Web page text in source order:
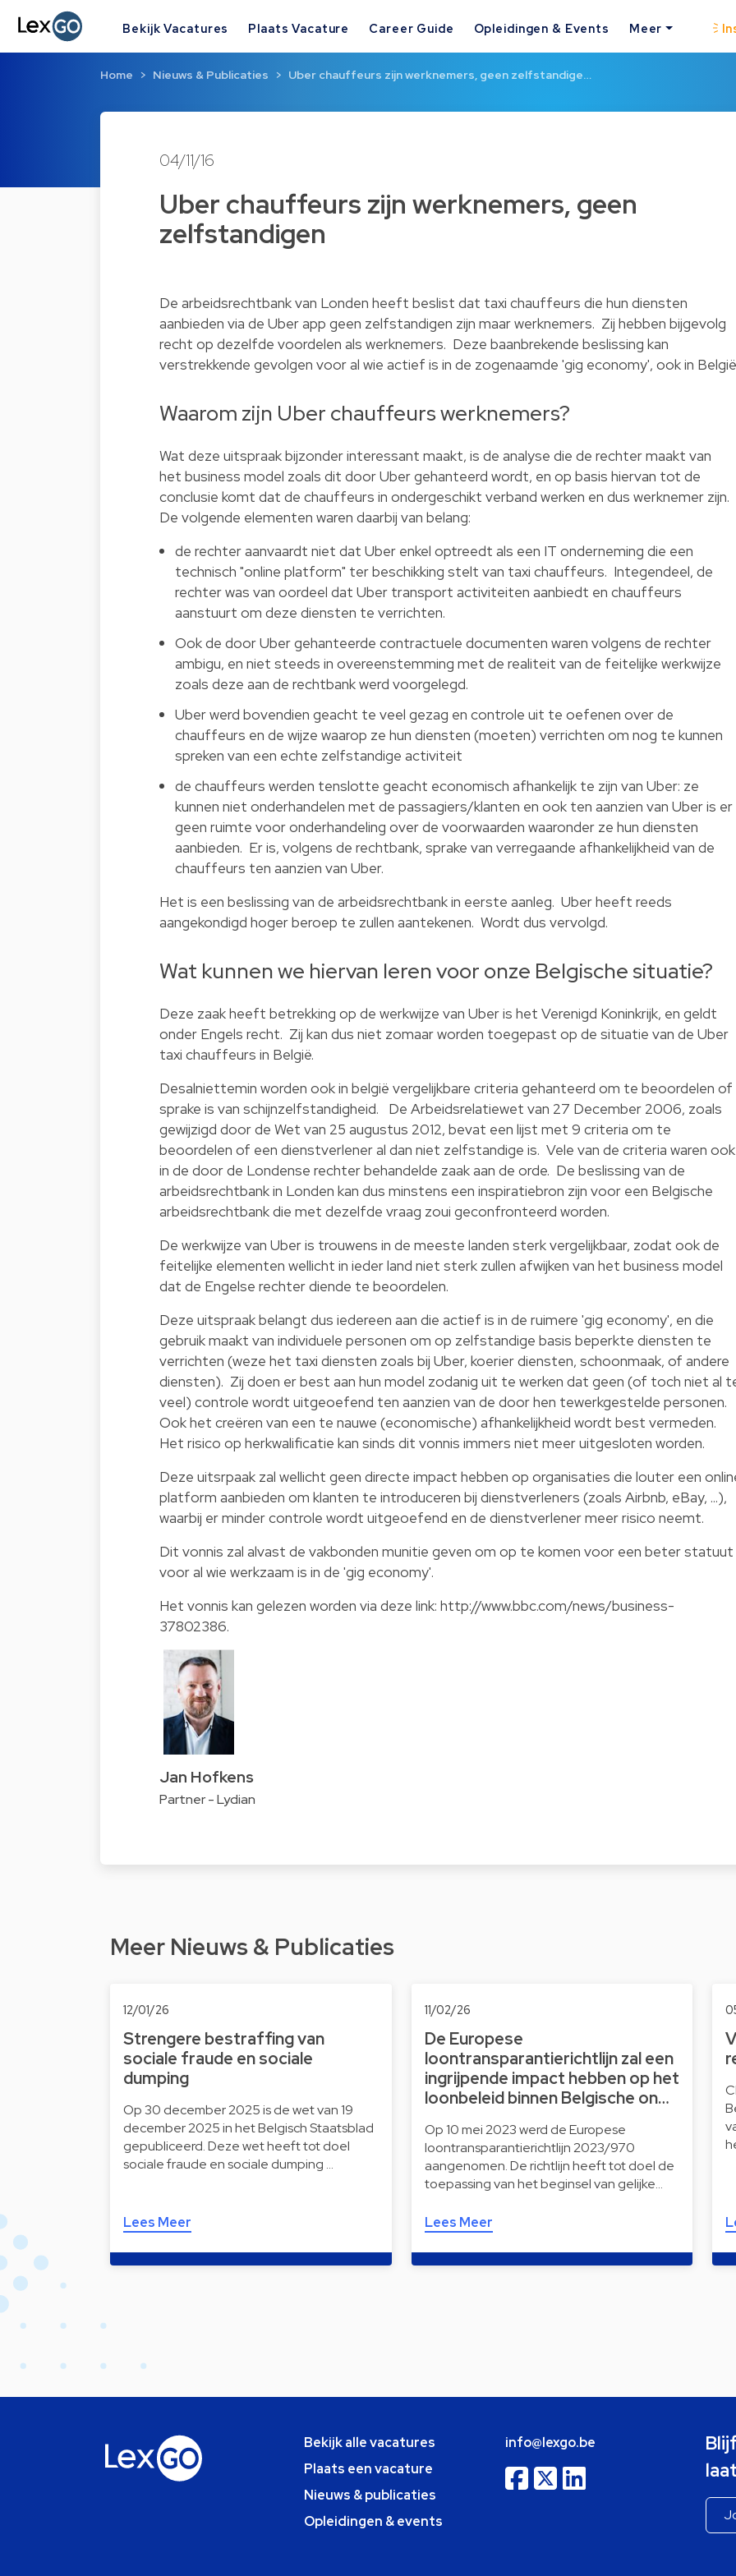
Bekijk Vacatures Plaats Vacature Career Guide Opleidingen & Events Meer
Home Nieuws & Publicaties Uber chauffeurs zijn werknemers, geen zelfstandige…
04/11/16
Uber chauffeurs zijn werknemers, geen
zelfstandigen
De arbeidsrechtbank van Londen heeft beslist dat taxi chauffeurs die hun diensten
aanbieden via de Uber app geen zelfstandigen zijn maar werknemers. Zij hebben bijgevolg
recht op dezelfde voordelen als werknemers. Deze baanbrekende beslissing kan
verstrekkende gevolgen voor al wie actief is in de zogenaamde 'gig economy', ook in
Waarom zijn Uber chauffeurs werknemers?
Wat deze uitspraak bijzonder interessant maakt, is de analyse die de rechter maakt van
het business model zoals dit door Uber gehanteerd wordt, en op basis hiervan tot de
conclusie komt dat de chauffeurs in ondergeschikt verband werken en dus werknemer zijn.
De volgende elementen waren daarbij van belang:
de rechter aanvaardt niet dat Uber enkel optreedt als een IT onderneming die een
technisch "online platform" ter beschikking stelt van taxi chauffeurs. Integendeel, de
rechter was van oordeel dat Uber transport activiteiten aanbiedt en chauffeurs
aanstuurt om deze diensten te verrichten.
Ook de door Uber gehanteerde contractuele documenten waren volgens de rechter
ambigu, en niet steeds in overeenstemming met de realiteit van de feitelijke werkwijze
zoals deze aan de rechtbank werd voorgelegd.
Uber werd bovendien geacht te veel gezag en controle uit te oefenen over de
chauffeurs en de wijze waarop ze hun diensten (moeten) verrichten om nog te kunnen
spreken van een echte zelfstandige activiteit
de chauffeurs werden tenslotte geacht economisch afhankelijk te zijn van Uber: ze
kunnen niet onderhandelen met de passagiers/klanten en ook ten aanzien van Uber is er
geen ruimte voor onderhandeling over de voorwaarden waaronder ze hun diensten
aanbieden. Er is, volgens de rechtbank, sprake van verregaande afhankelijkheid van de
chauffeurs ten aanzien van Uber.
Het is een beslissing van de arbeidsrechtbank in eerste aanleg. Uber heeft reeds
aangekondigd hoger beroep te zullen aantekenen. Wordt dus vervolgd.
Wat kunnen we hiervan leren voor onze Belgische situatie?
Deze zaak heeft betrekking op de werkwijze van Uber is het Verenigd Koninkrijk, en geldt
onder Engels recht. Zij kan dus niet zomaar worden toegepast op de situatie van de Uber
taxi chauffeurs in België.
Desalniettemin worden ook in belgië vergelijkbare criteria gehanteerd om te beoordelen of
sprake is van schijnzelfstandigheid. De Arbeidsrelatiewet van 27 December 2006, zoals
gewijzigd door de Wet van 25 augustus 2012, bevat een lijst met 9 criteria om te
beoordelen of een dienstverlener al dan niet zelfstandige is. Vele van de criteria waren ook
in de door de Londense rechter behandelde zaak aan de orde. De beslissing van de
arbeidsrechtbank in Londen kan dus minstens een inspiratiebron zijn voor een Belgische
arbeidsrechtbank die met dezelfde vraag zoui geconfronteerd worden.
De werkwijze van Uber is trouwens in de meeste landen sterk vergelijkbaar, zodat ook de
feitelijke elementen wellicht in ieder land niet sterk zullen afwijken van het business model
dat de Engelse rechter diende te beoordelen.
Deze uitspraak belangt dus iedereen aan die actief is in de ruimere 'gig economy', en die
gebruik maakt van individuele personen om op zelfstandige basis beperkte diensten te
verrichten (weze het taxi diensten zoals bij Uber, koerier diensten, schoonmaak, of andere
diensten). Zij doen er best aan hun model zodanig uit te werken dat geen (of toch niet al
veel) controle wordt uitgeoefend ten aanzien van de door hen tewerkgestelde personen.
Ook het creëren van een te nauwe (economische) afhankelijkheid wordt best vermeden.
Het risico op herkwalificatie kan sinds dit vonnis immers niet meer uitgesloten worden.
Deze uitsrpaak zal wellicht geen directe impact hebben op organisaties die louter een
platform aanbieden om klanten te introduceren bij dienstverleners (zoals Airbnb, eBay, ...),
waarbij er minder controle wordt uitgeoefend en de dienstverlener meer risico neemt.
Dit vonnis zal alvast de vakbonden munitie geven om op te komen voor een beter statuut
voor al wie werkzaam is in de 'gig economy'.
Het vonnis kan gelezen worden via deze link: http://www.bbc.com/news/business-
37802386.
Jan Hofkens
Partner - Lydian
Meer Nieuws & Publicaties
12/01/26
Strengere bestraffing van
sociale fraude en sociale
dumping
Op 30 december 2025 is de wet van 19
december 2025 in het Belgisch Staatsblad
gepubliceerd. Deze wet heeft tot doel
sociale fraude en sociale dumping …
Lees Meer
11/02/26
De Europese
loontransparantierichtlijn zal een
ingrijpende impact hebben op het
loonbeleid binnen Belgische on…
Op 10 mei 2023 werd de Europese
loontransparantierichtlijn 2023/970
aangenomen. De richtlijn heeft tot doel de
toepassing van het beginsel van gelijke…
Lees Meer
Bekijk alle vacatures
Plaats een vacature
Nieuws & publicaties
Opleidingen & events
info@lexgo.be